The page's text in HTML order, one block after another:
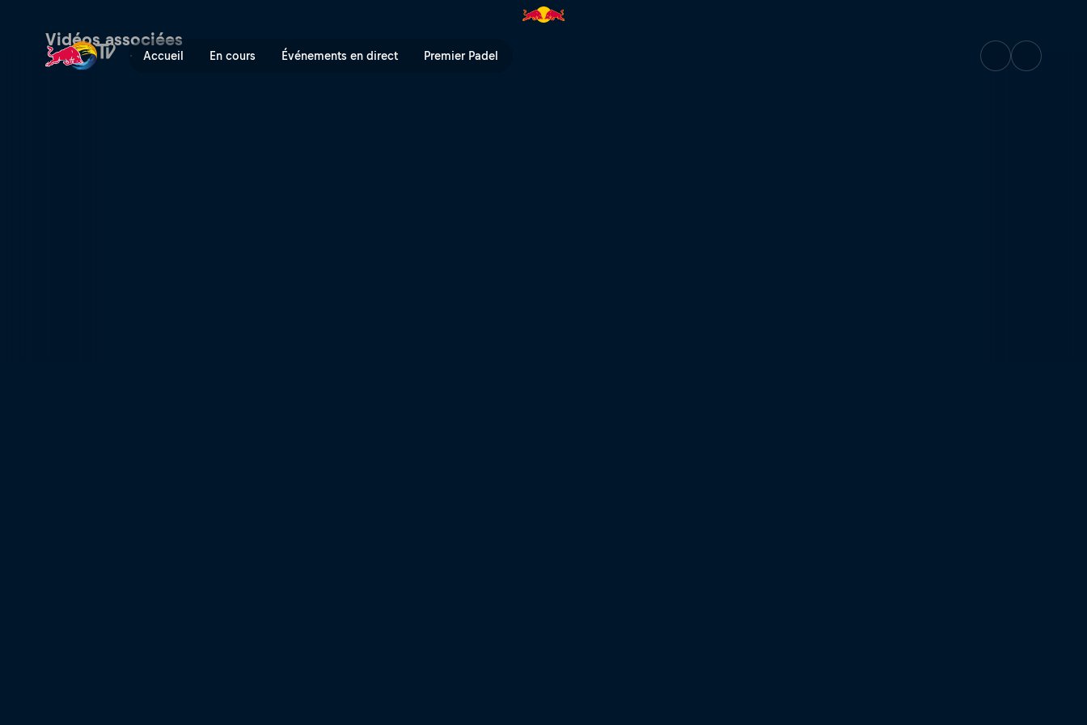
Accueil En cours Événements en direct Premier Padel
Vidéos associées